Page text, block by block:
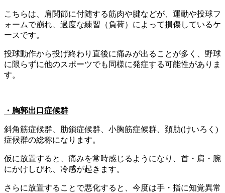
こちらは、肩関節に付随する筋肉や腱などが、運動や投球フ
ォームで崩れ、過度な練習（負荷）によって損傷しているケ
ースです。
投球動作から投げ終わり直後に痛みが出ることが多く、野球
に限らずに他のスポーツでも同様に発症する可能性がありま
す。
・胸郭出口症候群
斜角筋症候群、肋鎖症候群、小胸筋症候群、頚肋(けいろく)
症候群の総称になります。
仮に放置すると、痛みを常時感じるようになり、首・肩・腕
にかけしびれ、冷感が起きます。
さらに放置することで悪化すると、今度は手・指に知覚異常